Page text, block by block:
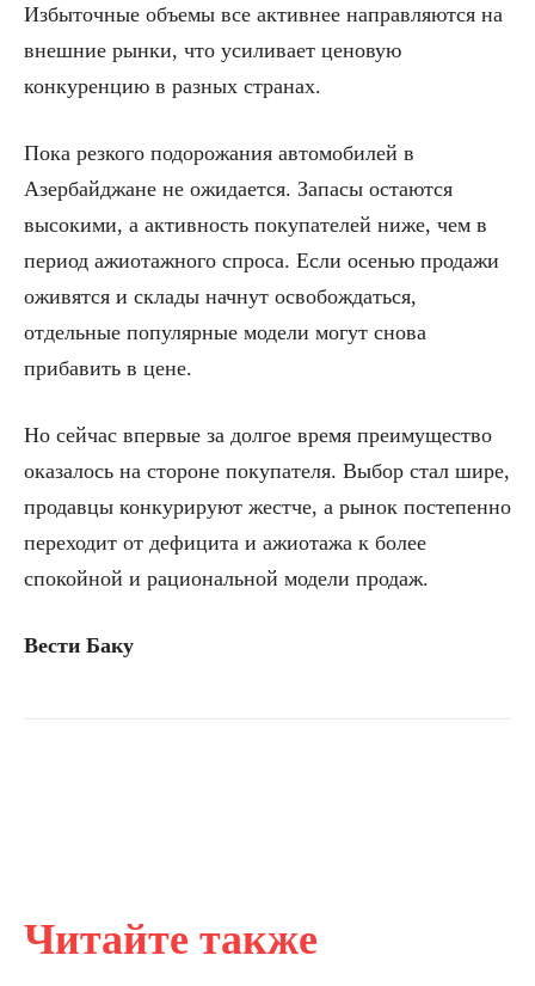
Читайте также
Избыточные объемы все активнее направляются на
внешние рынки, что усиливает ценовую
конкуренцию в разных странах.
Пока резкого подорожания автомобилей в
Азербайджане не ожидается. Запасы остаются
высокими, а активность покупателей ниже, чем в
период ажиотажного спроса. Если осенью продажи
оживятся и склады начнут освобождаться,
отдельные популярные модели могут снова
прибавить в цене.
Но сейчас впервые за долгое время преимущество
оказалось на стороне покупателя. Выбор стал шире,
продавцы конкурируют жестче, а рынок постепенно
переходит от дефицита и ажиотажа к более
спокойной и рациональной модели продаж.
Вести Баку